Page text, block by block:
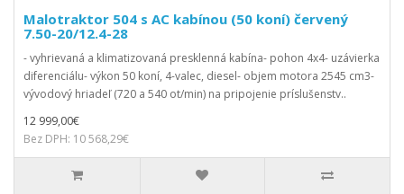
Malotraktor 504 s AC kabínou (50 koní) červený
7.50-20/12.4-28
- vyhrievaná a klimatizovaná presklenná kabína- pohon 4x4- uzávierka
diferenciálu- výkon 50 koní, 4-valec, diesel- objem motora 2545 cm3-
vývodový hriadeľ (720 a 540 ot/min) na pripojenie príslušenstv..
12 999,00€
Bez DPH: 10 568,29€